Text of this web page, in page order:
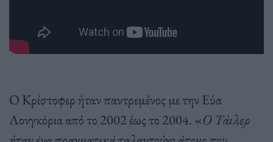
Ο Κρίστοφερ ήταν παντρεμένος με την Εύα
Λονγκόρια από το 2002 έως το 2004. «Ο Τάιλερ